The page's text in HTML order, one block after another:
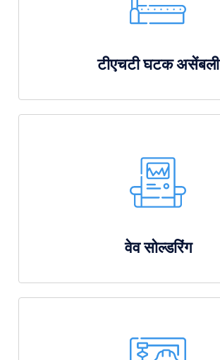
टीएचटी घटक असेंबली
वेव सोल्डरिंग